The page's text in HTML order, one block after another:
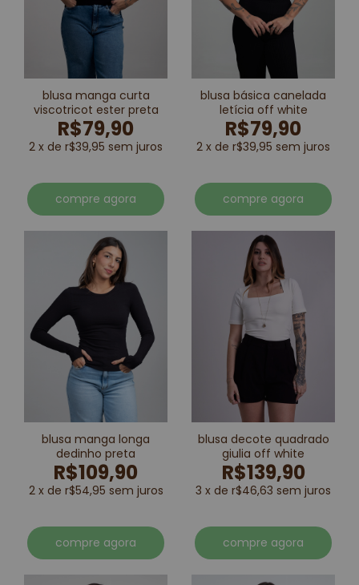
blusa manga curta
viscotricot ester preta
R$79,90
2 x de r$39,95 sem juros
compre agora
blusa básica canelada
letícia off white
R$79,90
2 x de r$39,95 sem juros
compre agora
blusa manga longa
dedinho preta
R$109,90
2 x de r$54,95 sem juros
compre agora
blusa decote quadrado
giulia off white
R$139,90
3 x de r$46,63 sem juros
compre agora